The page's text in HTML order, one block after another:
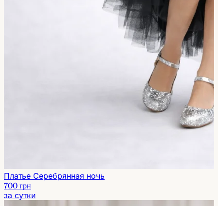
Платье Серебрянная ночь
700 грн
за сутки